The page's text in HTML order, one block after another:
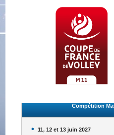
Compétition
11, 12 et 13 juin 2027